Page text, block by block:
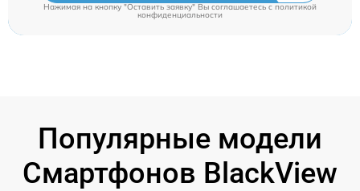
Нажимая на кнопку "Оставить заявку" Вы соглашаетесь cполитикой
конфиденциальности
Популярные модели
Смартфонов BlackView